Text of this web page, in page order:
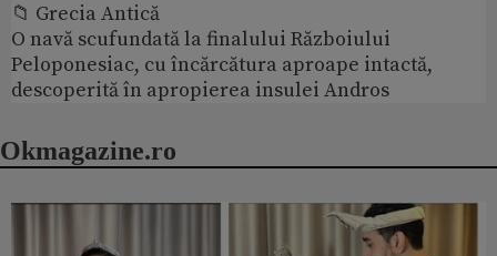
📁 Grecia Antică
O navă scufundată la finalului Războiului
Peloponesiac, cu încărcătura aproape intactă,
descoperită în apropierea insulei Andros
Okmagazine.ro